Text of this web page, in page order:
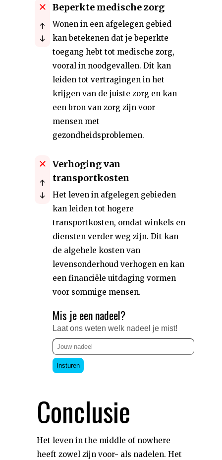
Beperkte medische zorg
Wonen in een afgelegen gebied
kan betekenen dat je beperkte
toegang hebt tot medische zorg,
vooral in noodgevallen. Dit kan
leiden tot vertragingen in het
krijgen van de juiste zorg en kan
een bron van zorg zijn voor
mensen met
gezondheidsproblemen.
Verhoging van
transportkosten
Het leven in afgelegen gebieden
kan leiden tot hogere
transportkosten, omdat winkels en
diensten verder weg zijn. Dit kan
de algehele kosten van
levensonderhoud verhogen en kan
een financiële uitdaging vormen
voor sommige mensen.
Mis je een nadeel?
Laat ons weten welk nadeel je mist!
Insturen
Conclusie
Het leven in the middle of nowhere
heeft zowel zijn voor- als nadelen. Het